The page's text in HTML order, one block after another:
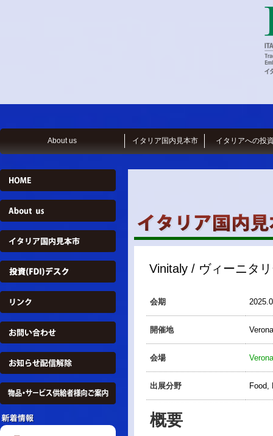
About us イタリア国内見本市 イタリアへの投
Vinitaly / ヴィーニタ
会期
開催地
会場
出展分野 Food,
概要